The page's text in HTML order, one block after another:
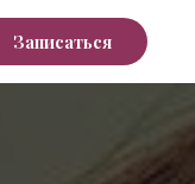
Записаться